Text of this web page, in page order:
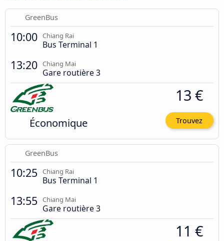
GreenBus
10:00 Chiang Rai
Bus Terminal 1
13:20 Chiang Mai
Gare routière 3
Économique
13 €
Trouvez
GreenBus
10:25 Chiang Rai
Bus Terminal 1
13:55 Chiang Mai
Gare routière 3
11 €